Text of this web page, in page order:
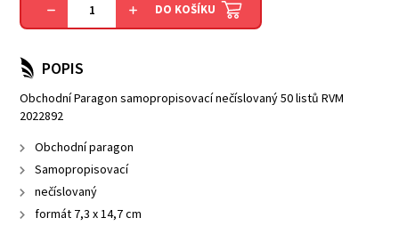
DO KOŠÍKU
POPIS
Obchodní Paragon samopropisovací nečíslovaný 50 listů RVM
2022892
Obchodní paragon
Samopropisovací
nečíslovaný
formát 7,3 x 14,7 cm